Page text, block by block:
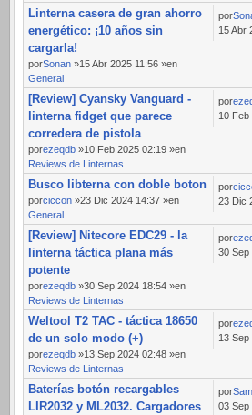
Linterna casera de gran ahorro
energético: ¡10 años sin
cargarla!
porSonan »15 Abr 2025 11:56 »en
General
por
15 Abr
[Review] Cyansky Vanguard -
linterna fidget que parece
corredera de pistola
porezeqdb »10 Feb 2025 02:19 »en
Reviews de Linternas
por
10 Feb
Busco libterna con doble boton
porciccon »23 Dic 2024 14:37 »en
General
por
23 Dic
[Review] Nitecore EDC29 - la
linterna táctica plana más
potente
porezeqdb »30 Sep 2024 18:54 »en
Reviews de Linternas
por
30 Sep
Weltool T2 TAC - táctica 18650
de un solo modo (+)
porezeqdb »13 Sep 2024 02:48 »en
Reviews de Linternas
por
13 Sep
Baterías botón recargables
LIR2032 y ML2032. Cargadores
por
03 Sep